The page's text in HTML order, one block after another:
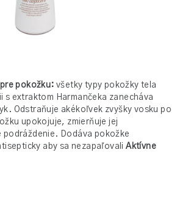
pre pokožku:všetky typy pokožky tela
s extraktom Harmančeka zanecháva
Odstraňuje akékoľvek zvyšky vosku po
upokojuje, zmierňuje jej
podráždenie. Dodáva pokožke
aby sa nezapaľovali Aktívne